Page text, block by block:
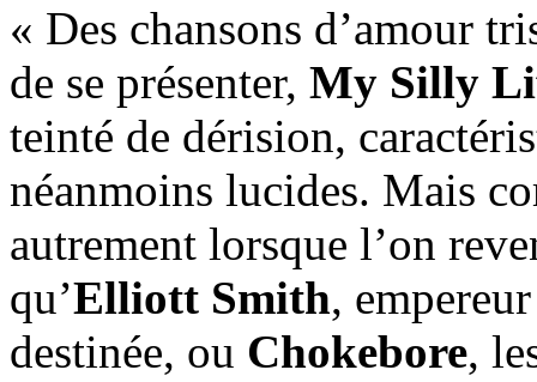
« Des chansons d’amour
de se présenter, My Silly
teinté de dérision,
néanmoins lucides. Mais
autrement lorsque l’on
qu’Elliott Smith,
destinée, ou Chokebore,